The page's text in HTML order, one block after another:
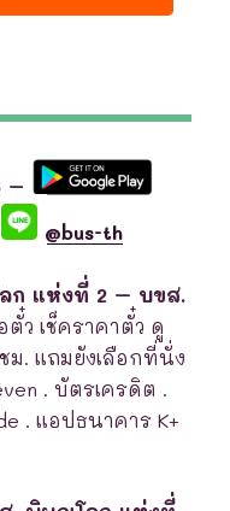
–
@bus-th
ก แห่งที่ 2 – บขส.
ว เช็คราคาตั๋ว ดู
ม. แถมยังเลือกที่นั่ง
. บัตรเครดิต .
. แอปธนาคาร K+